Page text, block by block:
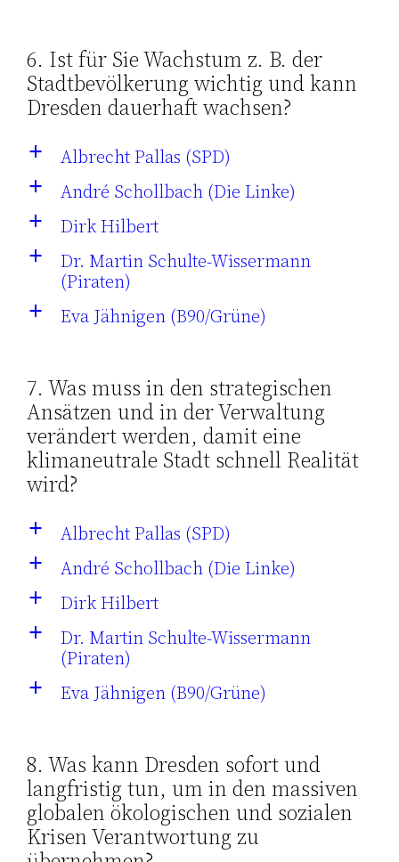
6. Ist für Sie Wachstum z. B. der
Stadtbevölkerung wichtig und kann
Dresden dauerhaft wachsen?
a Albrecht Pallas (SPD)
a André Schollbach (Die Linke)
a Dirk Hilbert
a
Dr. Martin Schulte-Wissermann
(Piraten)
a Eva Jähnigen (B90/Grüne)
7. Was muss in den strategischen
Ansätzen und in der Verwaltung
verändert werden, damit eine
klimaneutrale Stadt schnell Realität
wird?
a Albrecht Pallas (SPD)
a André Schollbach (Die Linke)
a Dirk Hilbert
a
Dr. Martin Schulte-Wissermann
(Piraten)
a Eva Jähnigen (B90/Grüne)
8. Was kann Dresden sofort und
langfristig tun, um in den massiven
globalen ökologischen und sozialen
Krisen Verantwortung zu